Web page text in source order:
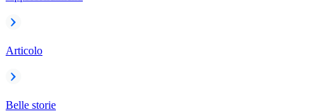
Articolo
Belle storie